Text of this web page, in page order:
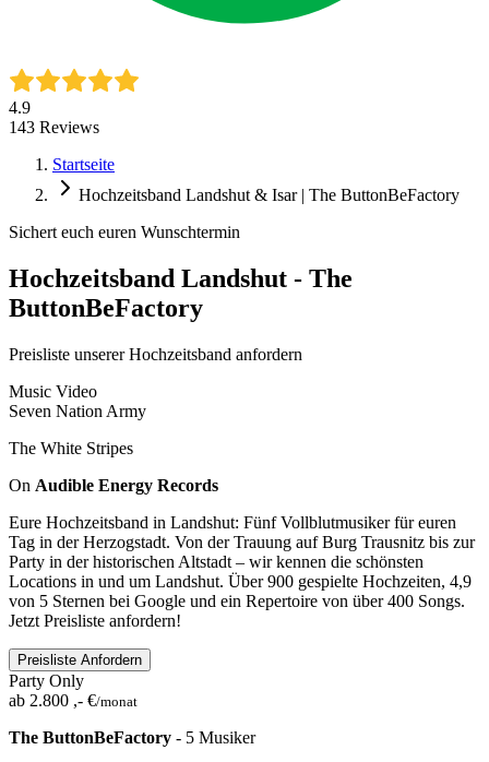
4.9
143 Reviews
Startseite
Hochzeitsband Landshut & Isar | The ButtonBeFactory
Sichert euch euren Wunschtermin
Hochzeitsband Landshut - The
ButtonBeFactory
Preisliste unserer Hochzeitsband anfordern
Music Video
Seven Nation Army
The White Stripes
On Audible Energy Records
Eure Hochzeitsband in Landshut: Fünf Vollblutmusiker für euren
Tag in der Herzogstadt. Von der Trauung auf Burg Trausnitz bis zur
Party in der historischen Altstadt – wir kennen die schönsten
Locations in und um Landshut. Über 900 gespielte Hochzeiten, 4,9
von 5 Sternen bei Google und ein Repertoire von über 400 Songs.
Jetzt Preisliste anfordern!
Preisliste Anfordern
Party Only
ab 2.800 ,- €/monat
The ButtonBeFactory - 5 Musiker